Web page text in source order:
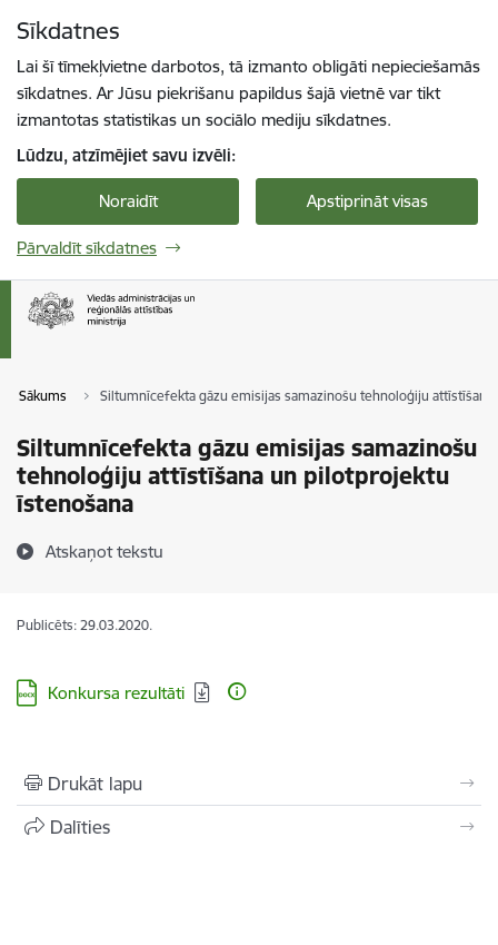
Sīkdatnes
Lai šī tīmekļvietne darbotos, tā izmanto obligāti nepieciešamās
sīkdatnes. Ar Jūsu piekrišanu papildus šajā vietnē var tikt
izmantotas statistikas un sociālo mediju sīkdatnes.
Lūdzu, atzīmējiet savu izvēli:
Noraidīt Apstiprināt visas
Pārvaldīt sīkdatnes
Sākums Siltumnīcefekta gāzu emisijas samazinošu tehnoloģiju
Siltumnīcefekta gāzu emisijas samazinošu
tehnoloģiju attīstīšana un pilotprojektu
īstenošana
Atskaņot tekstu
Publicēts: 29.03.2020.
Lejupielādēt:
Konkursa rezultāti
Drukāt lapu
Dalīties